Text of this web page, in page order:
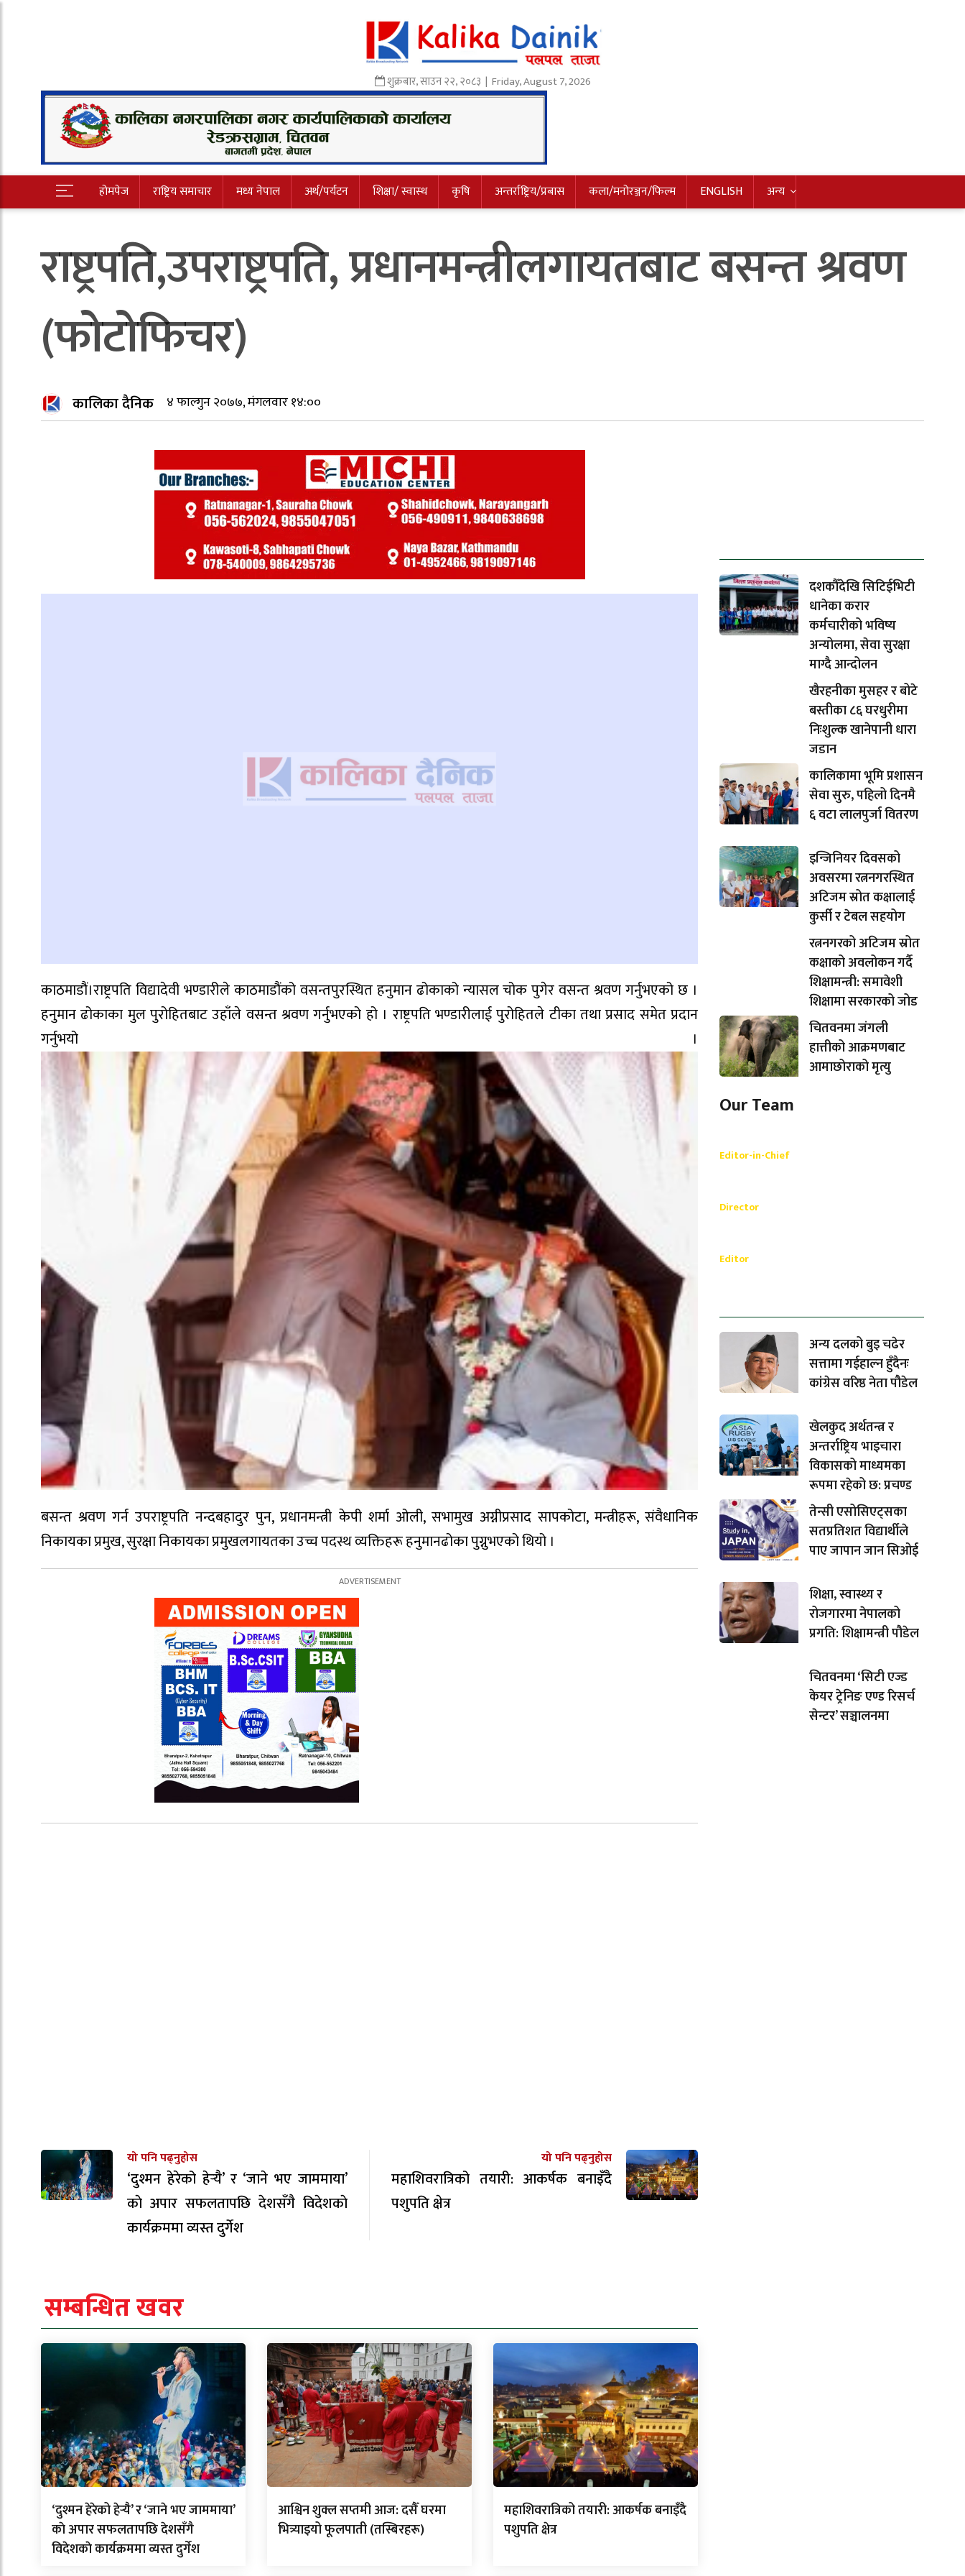
शुक्रबार,साउन२२,२०८३ | Friday, August 7, 2026
होमपेज राष्ट्रिय समाचार मध्य नेपाल अर्थ/पर्यटन शिक्षा/ स्वास्थ कृषि अन्तर्राष्ट्रिय/प्रबास कला/मनोरञ्जन/फिल्म ENGLISH अन्य
राष्ट्रपति,उपराष्ट्रपति, प्रधानमन्त्रीलगायतबाट बसन्त श्रवण
(फोटोफिचर)
कालिका दैनिक ४ फाल्गुन २०७७, मंगलवार १४:००
काठमाडौं।राष्ट्रपति विद्यादेवी भण्डारीले काठमाडौंको वसन्तपुरस्थित हनुमान ढोकाको न्यासल चोक पुगेर वसन्त श्रवण गर्नुभएको छ ।
हनुमान ढोकाका मुल पुरोहितबाट उहाँले वसन्त श्रवण गर्नुभएको हो । राष्ट्रपति भण्डारीलाई पुरोहितले टीका तथा प्रसाद समेत प्रदान
गर्नुभयो ।
बसन्त श्रवण गर्न उपराष्ट्रपति नन्दबहादुर पुन, प्रधानमन्त्री केपी शर्मा ओली, सभामुख अग्नीप्रसाद सापकोटा, मन्त्रीहरू, संवैधानिक
निकायका प्रमुख, सुरक्षा निकायका प्रमुखलगायतका उच्च पदस्थ व्यक्तिहरू हनुमानढोका पुग्नुभएको थियो ।
यो पनि पढ्नुहोस
‘दुश्मन हेरेको हेर्‍यै’ र ‘जाने भए जाममाया’
काे अपार सफलतापछि देशसँगै विदेशकाे
कार्यक्रममा व्यस्त दुर्गेश
यो पनि पढ्नुहोस
महाशिवरात्रिको तयारी: आकर्षक बनाइँदै
पशुपति क्षेत्र
सम्बन्धित खवर
‘दुश्मन हेरेको हेर्‍यै’ र ‘जाने भए जाममाया’
काे अपार सफलतापछि देशसँगै
विदेशकाे कार्यक्रममा व्यस्त दुर्गेश
आश्विन शुक्ल सप्तमी आज: दसैँ घरमा
भित्र्याइयो फूलपाती (तस्बिरहरू)
महाशिवरात्रिको तयारी: आकर्षक बनाइँदै
पशुपति क्षेत्र
दशकौँदेखि सिटिईभिटी
धानेका करार
कर्मचारीको भविष्य
अन्योलमा, सेवा सुरक्षा
माग्दै आन्दोलन
खैरहनीका मुसहर र बोटे
बस्तीका ८६ घरधुरीमा
निःशुल्क खानेपानी धारा
जडान
कालिकामा भूमि प्रशासन
सेवा सुरु, पहिलो दिनमै
६ वटा लालपुर्जा वितरण
इन्जिनियर दिवसको
अवसरमा रत्ननगरस्थित
अटिजम स्रोत कक्षालाई
कुर्सी र टेबल सहयोग
रत्ननगरको अटिजम स्रोत
कक्षाको अवलोकन गर्दै
शिक्षामन्त्री: समावेशी
शिक्षामा सरकारको जोड
चितवनमा जंगली
हात्तीको आक्रमणबाट
आमाछोराको मृत्यु
Our Team
Editor-in-Chief
Director
Editor
अन्य दलको बुइ चढेर
सत्तामा गईहाल्न हुँदैनः
कांग्रेस वरिष्ठ नेता पौडेल
खेलकुद अर्थतन्त्र र
अन्तर्राष्ट्रिय भाइचारा
विकासको माध्यमका
रूपमा रहेको छ: प्रचण्ड
तेन्सी एसोसिएट्सका
सतप्रतिशत विद्यार्थीले
पाए जापान जान सिओई
शिक्षा, स्वास्थ्य र
रोजगारमा नेपालको
प्रगति: शिक्षामन्त्री पौडेल
चितवनमा ‘सिटी एज्ड
केयर ट्रेनिङ एण्ड रिसर्च
सेन्टर’ सञ्चालनमा